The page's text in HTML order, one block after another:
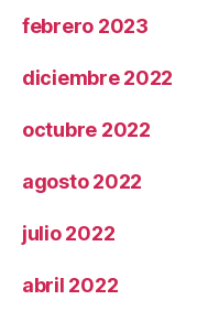
febrero 2023
diciembre 2022
octubre 2022
agosto 2022
julio 2022
abril 2022